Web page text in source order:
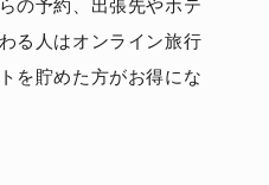
の予約、出張先やホテ
る人はオンライン旅行
を貯めた方がお得にな